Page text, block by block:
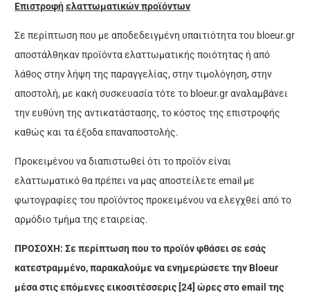
Επιστροφήελαττωματικώνπροϊόντων
Σε περίπτωση που με αποδεδειγμένη υπαιτιότητα του bloeur.gr
αποστάλθηκαν προϊόντα ελαττωματικής ποιότητας ή από
λάθος στην λήψη της παραγγελίας, στην τιμολόγηση, στην
αποστολή, με κακή συσκευασία τότε το bloeur.gr αναλαμβάνει
την ευθύνη της αντικατάστασης, το κόστος της επιστροφής
καθώς και τα έξοδα επαναποστολής.
Προκειμένου να διαπιστωθεί ότι το προϊόν είναι
ελαττωματικό θα πρέπει να μας αποστείλετε email με
φωτογραφίες του προϊόντος προκειμένου να ελεγχθεί από το
αρμόδιο τμήμα της εταιρείας.
ΠΡΟΣΟΧΗ: Σε περίπτωση που το προϊόν φθάσει σε εσάς
κατεστραμμένο, παρακαλούμε να ενημερώσετε την Bloeur
μέσα στις επόμενες εικοσιτέσσερις [24] ώρες στο email της